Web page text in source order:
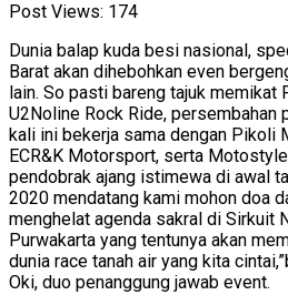
Post Views: 174
Dunia balap kuda besi nasional,
Barat akan dihebohkan even
lain. So pasti bareng tajuk memikat
U2Noline Rock Ride, persembahan
kali ini bekerja sama dengan Pikoli
ECR&K Motorsport, serta
pendobrak ajang istimewa di awal
2020 mendatang kami mohon doa
menghelat agenda sakral di Sirkuit
Purwakarta yang tentunya akan
dunia race tanah air yang kita
Oki, duo penanggung jawab event.